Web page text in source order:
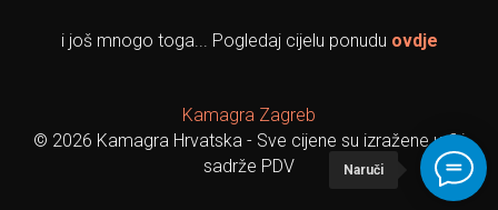
Naruči
i još mnogo toga... Pogledaj cijelu ponudu ovdje
Kamagra Zagreb
© 2026 Kamagra Hrvatska - Sve cijene su izražene u € i
sadrže PDV